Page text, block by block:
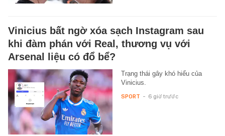
Vinicius bất ngờ xóa sạch Instagram sau
khi đàm phán với Real, thương vụ với
Arsenal liệu có đổ bể?
Trạng thái gây khó hiểu của
Vinicius.
SPORT - 6 giờ trước